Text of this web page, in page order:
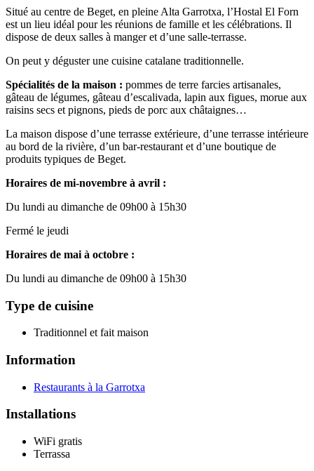
Situé au centre de Beget, en pleine Alta Garrotxa, l’Hostal El Forn
est un lieu idéal pour les réunions de famille et les célébrations. Il
dispose de deux salles à manger et d’une salle-terrasse.
On peut y déguster une cuisine catalane traditionnelle.
Spécialités de la maison : pommes de terre farcies artisanales,
gâteau de légumes, gâteau d’escalivada, lapin aux figues, morue aux
raisins secs et pignons, pieds de porc aux châtaignes…
La maison dispose d’une terrasse extérieure, d’une terrasse intérieure
au bord de la rivière, d’un bar-restaurant et d’une boutique de
produits typiques de Beget.
Horaires de mi-novembre à avril :
Du lundi au dimanche de 09h00 à 15h30
Fermé le jeudi
Horaires de mai à octobre :
Du lundi au dimanche de 09h00 à 15h30
Type de cuisine
Traditionnel et fait maison
Information
Restaurants à la Garrotxa
Installations
WiFi gratis
Terrassa